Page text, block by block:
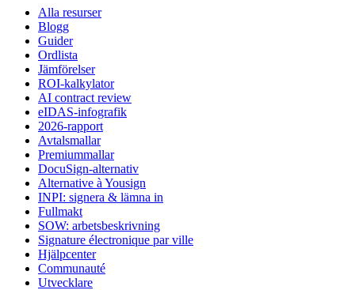
Alla resurser
Blogg
Guider
Ordlista
Jämförelser
ROI-kalkylator
AI contract review
eIDAS-infografik
2026-rapport
Avtalsmallar
Premiummallar
DocuSign-alternativ
Alternative à Yousign
INPI: signera & lämna in
Fullmakt
SOW: arbetsbeskrivning
Signature électronique par ville
Hjälpcenter
Communauté
Utvecklare